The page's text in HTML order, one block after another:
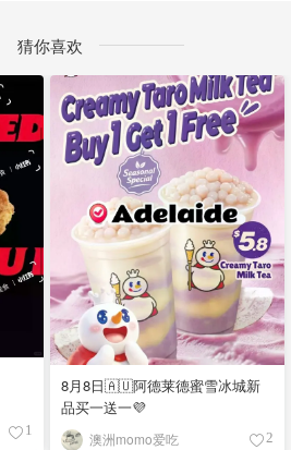
猜你喜欢
1
8月8日🇦🇺阿德莱德蜜雪冰城新
品买一送一💜
澳洲momo爱吃 2